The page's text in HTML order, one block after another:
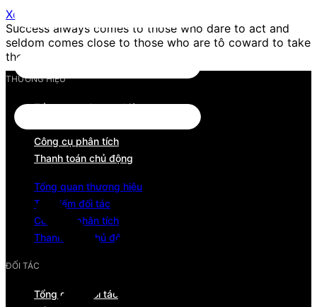
Xem trang
Success always comes to those who dare to act and
seldom comes close to those who are tô coward to take
the consequences.
THƯƠNG HIỆU
Tổng quan thương hiệu
Công cụ phân tích
Thanh toán chủ động
Tổng quan thương hiệu
Tìm kiếm đối tác
Công cụ phân tích
Thanh toán chủ động
ĐỐI TÁC
Tổng quan đối tác